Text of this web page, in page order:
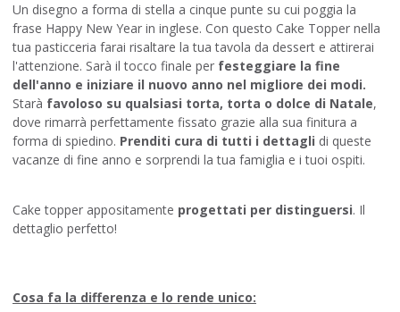
Un disegno a forma di stella a cinque punte su cui poggia la
frase Happy New Year in inglese. Con questo Cake Topper nella
tua pasticceria farai risaltare la tua tavola da dessert e attirerai
l'attenzione. Sarà il tocco finale per festeggiare la fine
dell'anno e iniziare il nuovo anno nel migliore dei modi.
Starà favoloso su qualsiasi torta, torta o dolce di Natale,
dove rimarrà perfettamente fissato grazie alla sua finitura a
forma di spiedino. Prenditi cura di tutti i dettagli di queste
vacanze di fine anno e sorprendi la tua famiglia e i tuoi ospiti.
Cake topper appositamente progettati per distinguersi. Il
dettaglio perfetto!
Cosa fa la differenza e lo rende unico: